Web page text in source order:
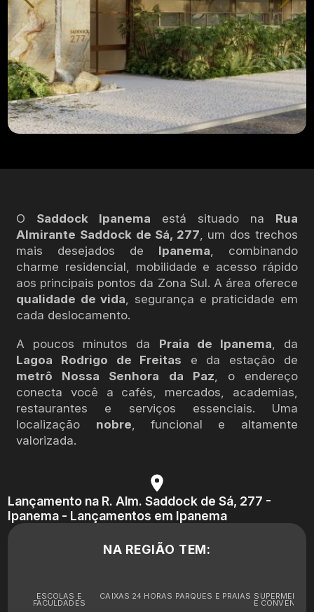
O Saddock Ipanema está situado na Rua
Almirante Saddock de Sá, 277 , um dos trechos
mais desejados de Ipanema , combinando
charme residencial, mobilidade e acesso rápido
aos principais pontos da Zona Sul. A área oferece
qualidade de vida , segurança e praticidade em
cada deslocamento.
A poucos minutos da Praia de Ipanema , da
Lagoa Rodrigo de Freitas e da estação de
metrô Nossa Senhora da Paz , o endereço
conecta você a cafés, mercados, academias,
restaurantes e serviços essenciais. Uma
localização nobre , funcional e altamente
valorizada.
Lançamento na R. Alm. Saddock de Sá, 277 -
Ipanema - Lançamentos em Ipanema
NA REGIÃO TEM:
ESCOLAS E
FACULDADES
CAIXAS 24 HORAS PARQUES E PRAIAS
E